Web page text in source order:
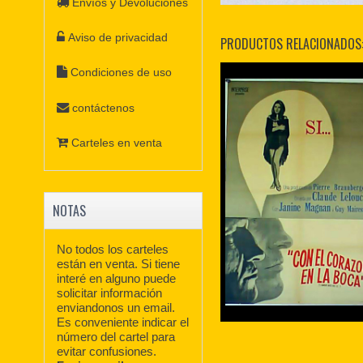
PRODUCTOS
Aviso de privacidad
Condiciones de uso
contáctenos
Carteles en venta
NOTAS
No todos los carteles
están en venta. Si tiene
interé en alguno puede
solicitar información
enviandonos un email.
Es conveniente indicar el
número del cartel para
evitar confusiones.